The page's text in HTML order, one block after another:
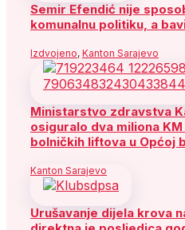
Semir Efendić nije
komunalnu politiku, a
Izdvojeno, Kanton Sarajevo
Ministarstvo zdravstva
osiguralo dva miliona
bolničkih liftova u Općoj
Kanton Sarajevo
Urušavanje dijela krova